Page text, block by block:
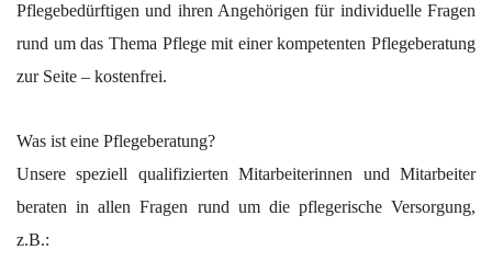
Pflegebedürftigen und ihren Angehörigen für individuelle Fragen
rund um das Thema Pflege mit einer kompetenten Pflegeberatung
zur Seite – kostenfrei.
Was ist eine Pflegeberatung?
Unsere speziell qualifizierten Mitarbeiterinnen und Mitarbeiter
beraten in allen Fragen rund um die pflegerische Versorgung,
z.B.: